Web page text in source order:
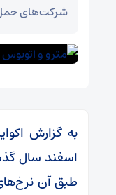
شرکت‌های
به گزارش
اسفند سال
طبق آن